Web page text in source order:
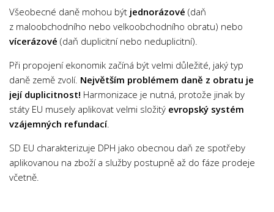
Spotřebitelské chování
Světová ekonomika
Akciové kurzy
Banky
Daňová problematika
Podnikové finance
Pojišťovnictví
Všeobecné daně mohou být jednorázové (daň
z maloobchodního nebo velkoobchodního obratu) nebo
vícerázové (daň duplicitní nebo neduplicitní).
Při propojení ekonomik začíná být velmi důležité, jaký typ
daně země zvolí. Největším problémem daně z obratu je
její duplicitnost! Harmonizace je nutná, protože jinak by
státy EU musely aplikovat velmi složitý evropský systém
vzájemných refundací.
SD EU charakterizuje DPH jako obecnou daň ze spotřeby
aplikovanou na zboží a služby postupně až do fáze prodeje
včetně.